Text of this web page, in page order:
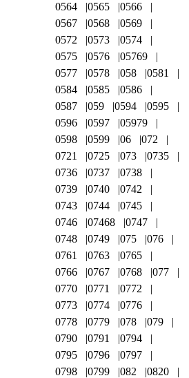
0564
0565
0566
0567
0568
0569
0572
0573
0574
0575
0576
05769
0577
0578 058
0581
0584
0585
0586
0587
059 0594
0595
0596
0597
05979
0598
0599 06
072
0721
0725 073
0735
0736
0737
0738
0739
0740
0742
0743
0744
0745
0746
07468
0747
0748
0749 075
076
0761
0763
0765
0766
0767 0768
077
0770
0771
0772
0773
0774
0776
0778
0779 078
079
0790
0791
0794
0795
0796
0797
0798
0799 082
0820